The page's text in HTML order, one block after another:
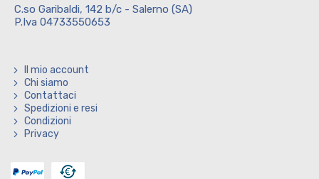
C.so Garibaldi, 142 b/c - Salerno (SA)
P.Iva 04733550653
Il mio account
Chi siamo
Contattaci
Spedizioni e resi
Condizioni
Privacy